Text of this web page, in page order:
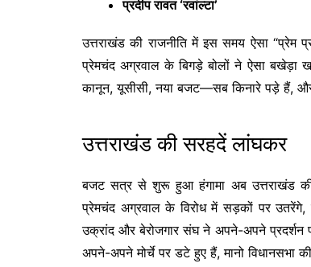
प्रदीप रावत ‘रवांल्टा’
उत्तराखंड की राजनीति में इस समय ऐसा “प्रेम
प्रेमचंद अग्रवाल के बिगड़े बोलों ने ऐसा
कानून, यूसीसी, नया बजट—सब किनारे पड़े हैं, और
उत्तराखंड की सरहदें लांघकर
बजट सत्र से शुरू हुआ हंगामा अब उत्तराखंड की
प्रेमचंद अग्रवाल के विरोध में सड़कों पर उतरेंगे,
उक्रांद और बेरोजगार संघ ने अपने-अपने प्रदर्शन
अपने-अपने मोर्चे पर डटे हुए हैं, मानो विधानसभा